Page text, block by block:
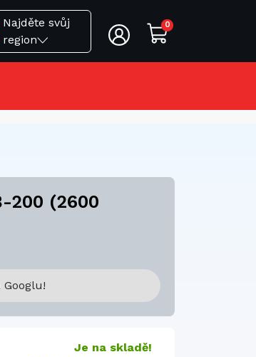
Najděte svůj
region
0
200 (2600
Je na skladě!